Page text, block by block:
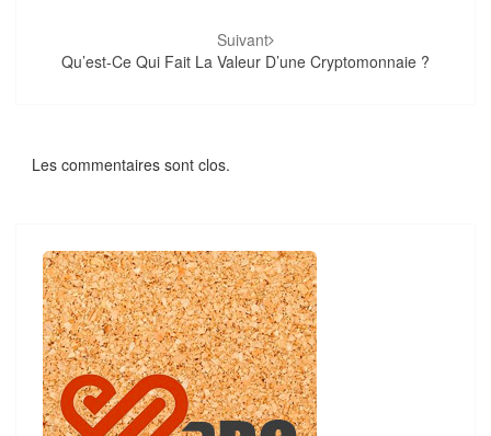
Suivant
Qu’est-Ce Qui Fait La Valeur D’une Cryptomonnaie ?
Les commentaires sont clos.